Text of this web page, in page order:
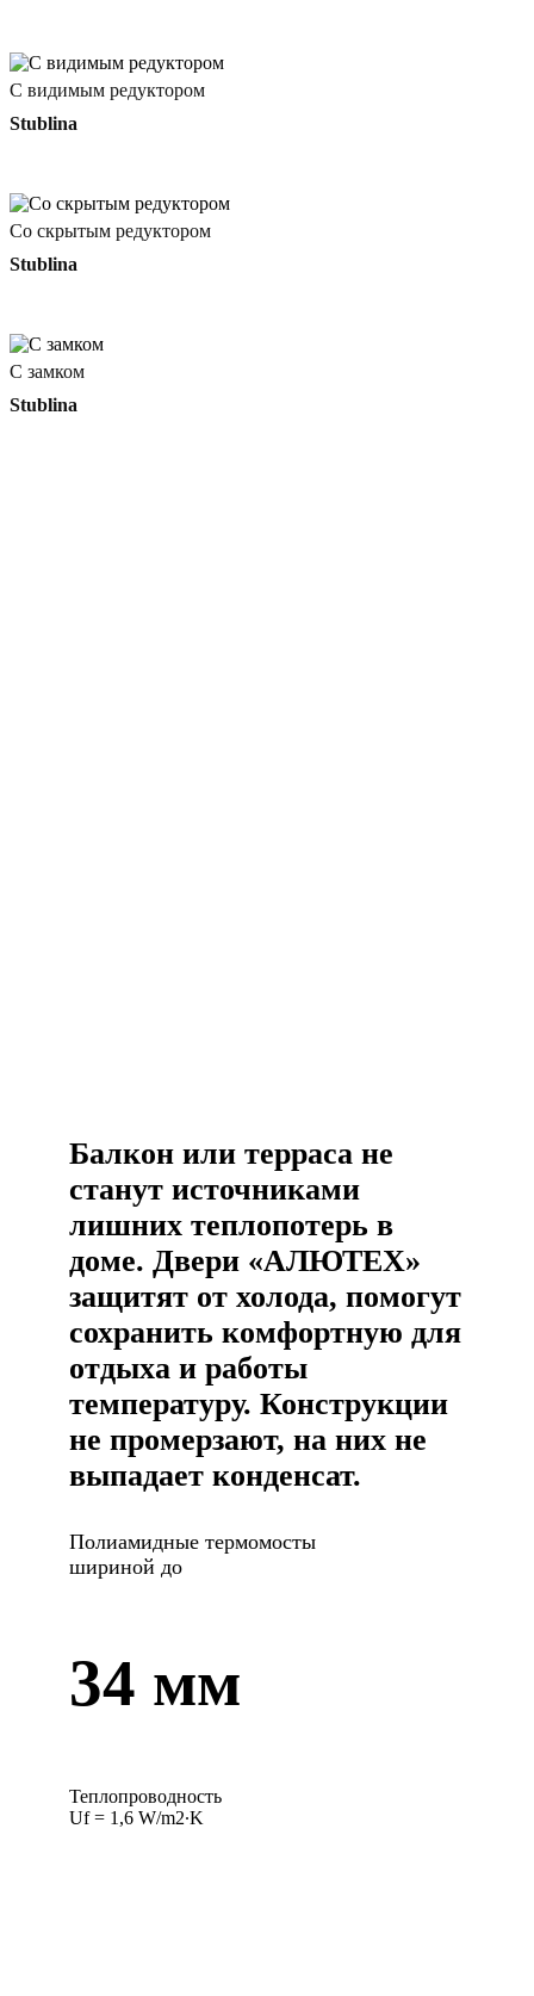
С видимым редуктором
Stublina
Со скрытым редуктором
Stublina
С замком
Stublina
Балкон или терраса не
станут источниками
лишних теплопотерь в
доме. Двери «АЛЮТЕХ»
защитят от холода, помогут
сохранить комфортную для
отдыха и работы
температуру. Конструкции
не промерзают, на них не
выпадает конденсат.
Полиамидные термомосты
шириной до
34 мм
Теплопроводность
Uf = 1,6 W/m2∙K